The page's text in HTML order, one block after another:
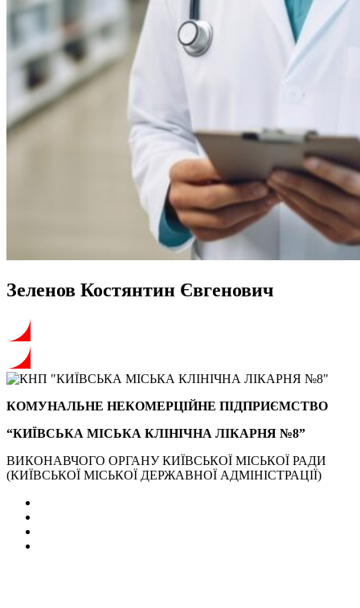
Зеленов Костянтин Євгенович
КОМУНАЛЬНЕ НЕКОМЕРЦІЙНЕ ПІДПРИЄМСТВО
“КИЇВСЬКА МІСЬКА КЛІНІЧНА ЛІКАРНЯ №8”
ВИКОНАВЧОГО ОРГАНУ КИЇВСЬКОЇ МІСЬКОЇ РАДИ
(КИЇВСЬКОЇ МІСЬКОЇ ДЕРЖАВНОЇ АДМІНІСТРАЦІЇ)